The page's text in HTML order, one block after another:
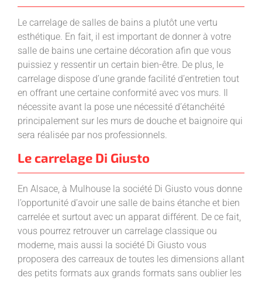
Le carrelage de salles de bains a plutôt une vertu
esthétique. En fait, il est important de donner à votre
salle de bains une certaine décoration afin que vous
puissiez y ressentir un certain bien-être. De plus, le
carrelage dispose d’une grande facilité d’entretien tout
en offrant une certaine conformité avec vos murs. Il
nécessite avant la pose une nécessité d’étanchéité
principalement sur les murs de douche et baignoire qui
sera réalisée par nos professionnels.
Le carrelage Di Giusto
En Alsace, à Mulhouse la société Di Giusto vous donne
l’opportunité d’avoir une salle de bains étanche et bien
carrelée et surtout avec un apparat différent. De ce fait,
vous pourrez retrouver un carrelage classique ou
moderne, mais aussi la société Di Giusto vous
proposera des carreaux de toutes les dimensions allant
des petits formats aux grands formats sans oublier les